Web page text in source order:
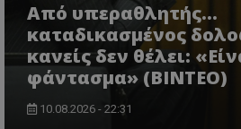
Από υπεραθλητής...
καταδικασμένος
κανείς δεν θέλει:
φάντασμα» (BINTEO)
10.08.2026 - 22:31